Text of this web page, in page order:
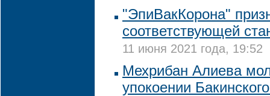
"ЭпиВакКорона"
соответствующей
11 июня 2021 года, 19:52
Мехрибан Алиева
упокоении